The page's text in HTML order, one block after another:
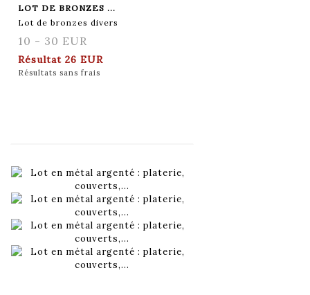
LOT DE BRONZES ...
Lot de bronzes divers
10 - 30 EUR
Résultat 26 EUR
Résultats sans frais